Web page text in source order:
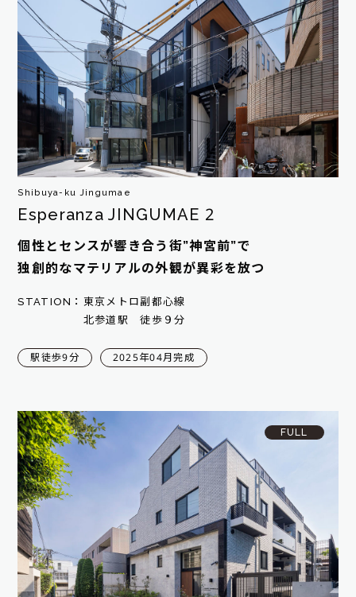
Shibuya-ku Jingumae
Esperanza JINGUMAE 2
個性とセンスが響き合う街”神宮前”で
独創的なマテリアルの外観が異彩を放つ
STATION： 東京メトロ副都心線
北参道駅 徒歩９分
駅徒歩9分 2025年04月完成
FULL